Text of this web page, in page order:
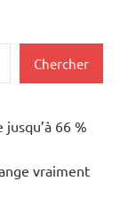
Chercher
66 %
vraiment